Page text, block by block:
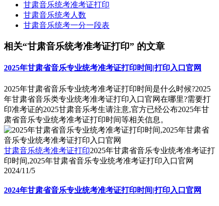
甘肃音乐统考准考证打印
甘肃音乐统考人数
甘肃音乐统考一分一段表
相关“甘肃音乐统考准考证打印” 的文章
2025年甘肃省音乐专业统考准考证打印时间|打印入口官网
2025年甘肃省音乐专业统考准考证打印时间是什么时候?2025
年甘肃省音乐类专业统考准考证打印入口官网在哪里?需要打
印准考证的2025甘肃音乐考生请注意,官方已经公布2025年甘
肃省音乐专业统考准考证打印时间等相关信息。
甘肃音乐统考准考证打印2025年甘肃省音乐专业统考准考证打
印时间,2025年甘肃省音乐专业统考准考证打印入口官网
2024/11/5
2024年甘肃省音乐专业统考准考证打印时间|打印入口官网